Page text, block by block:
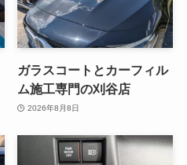
ガラスコートとカーフィル
ム施工専門の刈谷店
2026年8月8日